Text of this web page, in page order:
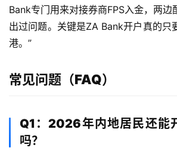
Bank专门用来对接券商FPS入金，两边
出过问题。关键是ZA Bank开户真的只
港。”
常见问题（FAQ）
Q1：2026年内地居民还能
吗？